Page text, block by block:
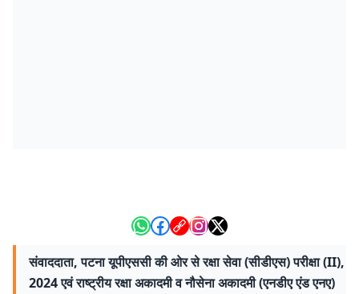
संवाददाता, पटना यूपीएससी की ओर से रक्षा सेवा (सीडीएस) परीक्षा (II),
2024 एवं राष्ट्रीय रक्षा अकादमी व नौसेना अकादमी (एनडीए एंड एनए)